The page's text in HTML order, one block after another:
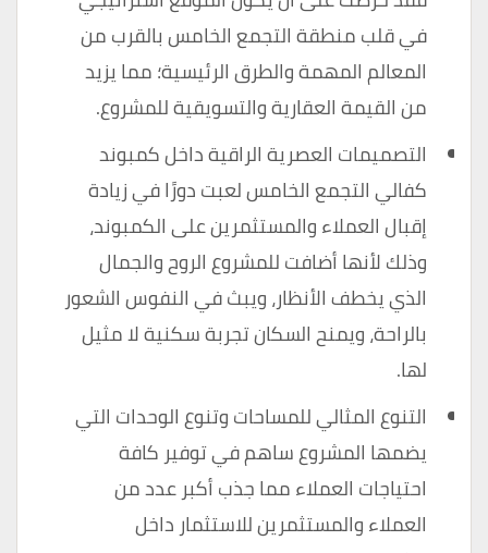
في قلب منطقة التجمع الخامس بالقرب من
المعالم المهمة والطرق الرئيسية؛ مما يزيد
من القيمة العقارية والتسويقية للمشروع.
التصميمات العصرية الراقية داخل كمبوند
كفالي التجمع الخامس لعبت دورًا في زيادة
إقبال العملاء والمستثمرين على الكمبوند،
وذلك لأنها أضافت للمشروع الروح والجمال
الذي يخطف الأنظار، ويبث في النفوس الشعور
بالراحة، ويمنح السكان تجربة سكنية لا مثيل
لها.
التنوع المثالي للمساحات وتنوع الوحدات التي
يضمها المشروع ساهم في توفير كافة
احتياجات العملاء مما جذب أكبر عدد من
العملاء والمستثمرين للاستثمار داخل